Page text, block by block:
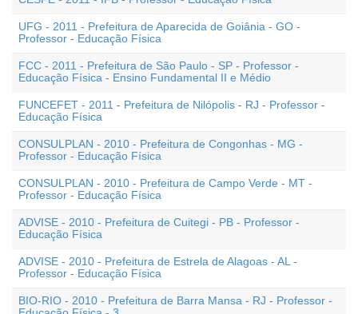
UFG - 2011 - Prefeitura de Aparecida de Goiânia - GO -
Professor - Educação Física
FCC - 2011 - Prefeitura de São Paulo - SP - Professor -
Educação Física - Ensino Fundamental II e Médio
FUNCEFET - 2011 - Prefeitura de Nilópolis - RJ - Professor -
Educação Física
CONSULPLAN - 2010 - Prefeitura de Congonhas - MG -
Professor - Educação Física
CONSULPLAN - 2010 - Prefeitura de Campo Verde - MT -
Professor - Educação Física
ADVISE - 2010 - Prefeitura de Cuitegi - PB - Professor -
Educação Física
ADVISE - 2010 - Prefeitura de Estrela de Alagoas - AL -
Professor - Educação Física
BIO-RIO - 2010 - Prefeitura de Barra Mansa - RJ - Professor -